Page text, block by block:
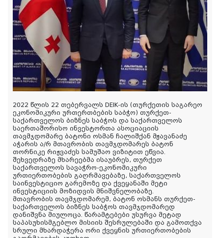
2022 წლის 22 თებერვალს DEIK-ის (თურქეთის საგარეო
ეკონომიკური ურთერთბების საბჭო) თურქეთ-
საქართველოს ბიზნეს საბჭოს და საქართველოს
საერთაშორისო ინვესტორთა ასოციაციის
თავმჯდომარე ბატონი ოსმან ჩალიშქან მჟავანაძე
აჭარის ა/რ მთავრობის თავმჯდომარეს ბატონ
თორნიკე რიჟვაძეს სამუშაო ვიზიტით ეწვია.
შეხვედრაზე მხარეებმა ისაუბრეს, თურქეთ
საქართველოს სავაჭრო-ეკონომიკური
ურთიერთობების გაღრმავებაზე, საქართველოს
საინვესტიციო გარემოზე და ქვეყანაში მეტი
ინვესტიციის მოზიდვის მნიშვნელობაზე.
მთავრობის თავმჯდომარემ, ბატონ ოსმანს თურქეთ-
საქართველოს ბიზნეს საბჭოს თავმჯდომარედ
დანიშვნა მიულოცა. წარამტებები უსურვა მეტად
საპასუხისმგებლო მისიის შესრულებაში და გამოთქვა
სრული მხარდაჭერა ორი ქვეყნის ურთიერთობების